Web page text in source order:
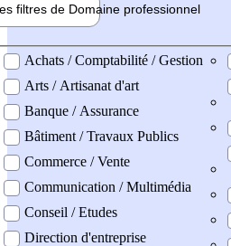
filtres de Domaine professionnel
professionel
Achats / Comptabilité / Gestion
Arts / Artisanat d'art
Banque / Assurance
Bâtiment / Travaux Publics
Commerce / Vente
Communication / Multimédia
Conseil / Etudes
Direction d'entreprise